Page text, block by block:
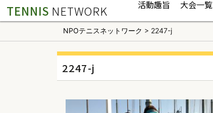
TENNIS NETWORK 活動趣旨 大会一覧
NPOテニスネットワーク > 2247-j
2247-j